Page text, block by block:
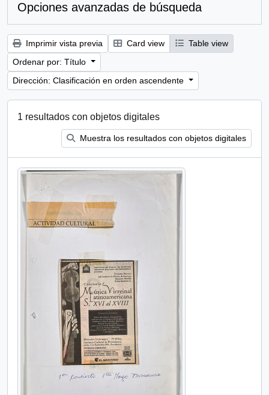
Opciones avanzadas de búsqueda
Imprimir vista previa Card view
Table view
Ordenar por: Título
Dirección: Clasificación en orden ascendente
1 resultados con objetos digitales
Muestra los resultados con objetos digitales